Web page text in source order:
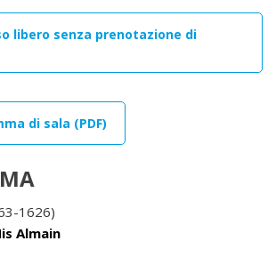
libero senza prenotazione di
di sala (PDF)
1626)
Almain